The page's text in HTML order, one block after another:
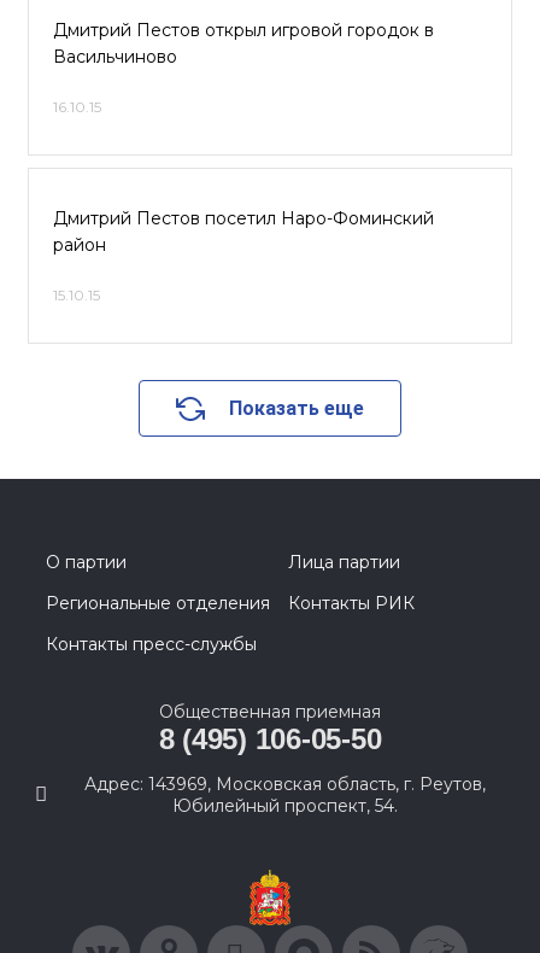
Дмитрий Пестов открыл игровой городок в
Васильчиново
16.10.15
Дмитрий Пестов посетил Наро-Фоминский
район
15.10.15
Показать еще
О партии
Лица партии
Региональные отделения
Контакты РИК
Контакты пресс-службы
Общественная приемная
8 (495) 106-05-50
Адрес: 143969, Московская область, г. Реутов,
Юбилейный проспект, 54.